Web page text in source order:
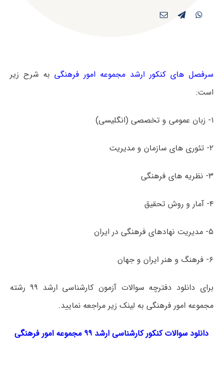
سرفصل های کنکور ارشد مجموعه امور فرهنگی به شرح زیر
است:
۱- زبان عمومی و تخصصی (انگلیسی)
۲- تئوری های سازمان و مدیریت
۳- نظریه های فرهنگی
۴- آمار و روش تحقیق
۵- مدیریت نهادهای فرهنگی در ایران
۶- فرهنگ و هنر ایران و جهان
برای دانلود دفترچه سوالات آزمون کارشناسی ارشد ۹۹ رشته
مجموعه امور فرهنگی به لینک زیر مراجعه نمایید.
دانلود سوالات کنکور کارشناسی ارشد ۹۹ مجموعه امور فرهنگی